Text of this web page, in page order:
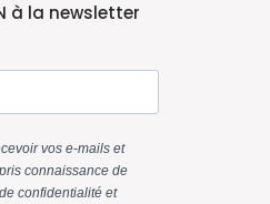
à la newsletter